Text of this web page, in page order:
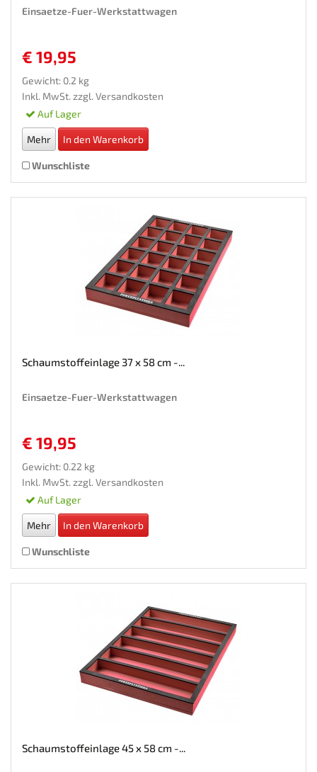
Einsaetze-Fuer-Werkstattwagen
€ 19,95
Gewicht: 0.2 kg
Inkl. MwSt. zzgl. Versandkosten
Auf Lager
Mehr In den Warenkorb
Wunschliste
Schaumstoffeinlage 37 x 58 cm -...
Einsaetze-Fuer-Werkstattwagen
€ 19,95
Gewicht: 0.22 kg
Inkl. MwSt. zzgl. Versandkosten
Auf Lager
Mehr In den Warenkorb
Wunschliste
Schaumstoffeinlage 45 x 58 cm -...